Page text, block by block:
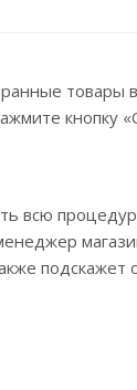
товары
кнопку
всю
подскажет